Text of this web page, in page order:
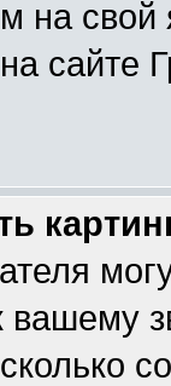
на
сайте
вашему